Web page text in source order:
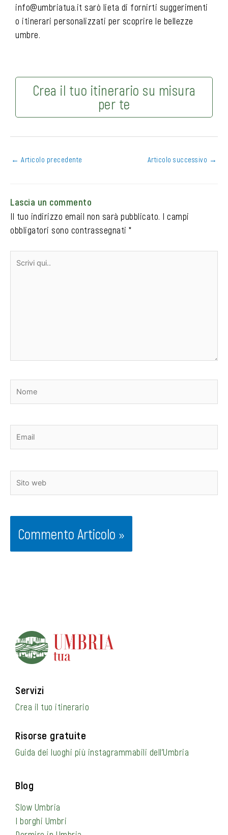
info@umbriatua.it sarò lieta di fornirti suggerimenti
o itinerari personalizzati per scoprire le bellezze
umbre.
Crea il tuo itinerario su misura
per te
← Articolo precedente Articolo successivo →
Lascia un commento
Il tuo indirizzo email non sarà pubblicato. I campi
obbligatori sono contrassegnati *
Email
Servizi
Crea il tuo itinerario
Risorse gratuite
Guida dei luoghi più instagrammabili dell’Umbria
Blog
Slow Umbria
I borghi Umbri